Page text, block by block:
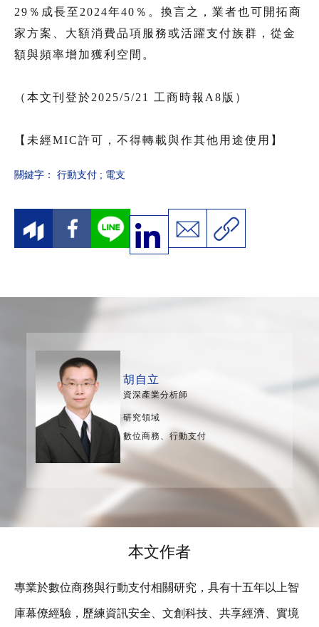
29％成長至2024年40％。換言之，業者也可開拓商
家方案、大額消費品項服務或活躍支付族群，從金
額與頻率增加獲利空間。
（本文刊登於2025/5/21 工商時報A8版）
【未經MIC許可，不得轉載與作其他用途使用】
關鍵字： 行動支付 ; 電支
胡自立
資深產業分析師
研究領域
數位商務、行動支付
本文作者
專業於數位商務與行動支付相關研究，具有十五年以上智
庫幕僚經驗，歷練資訊安全、文創科技、共享經濟、實境